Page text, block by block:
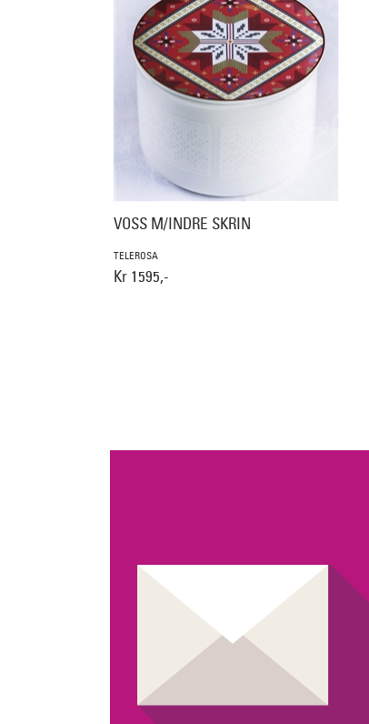
VOSS M/INDRE SKRIN
TELEROSA
Kr 1595,-